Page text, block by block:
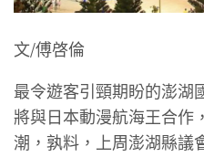
文/傅啓倫
最令遊客引頸期盼的澎湖
將與日本動漫航海王合作
潮，孰料，上周澎湖縣議